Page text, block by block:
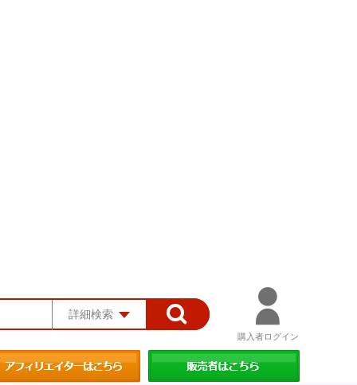
詳細検索
購入者ログイン